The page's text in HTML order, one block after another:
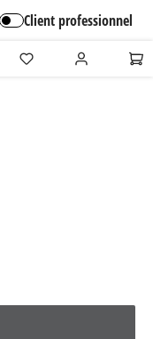
Client professionnel